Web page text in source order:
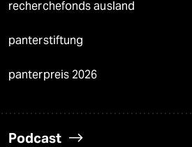
recherchefonds ausland
panterstiftung
panterpreis 2026
Podcast